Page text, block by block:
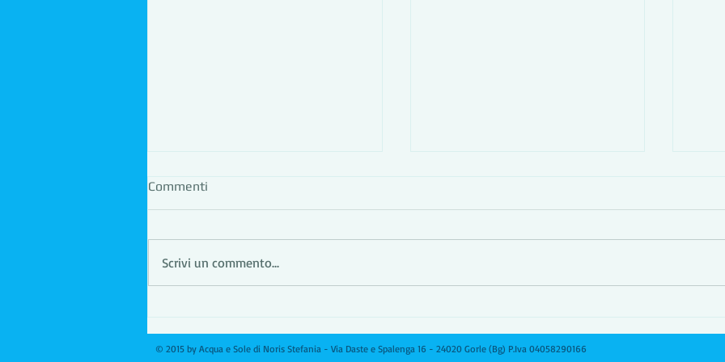
stiraggio
Commenti
Scrivi un commento...
© 2015 by Acqua e Sole di Noris Stefania - Via Daste e Spalenga 16 - 24020 Gorle (Bg) P.Iva 04058290166